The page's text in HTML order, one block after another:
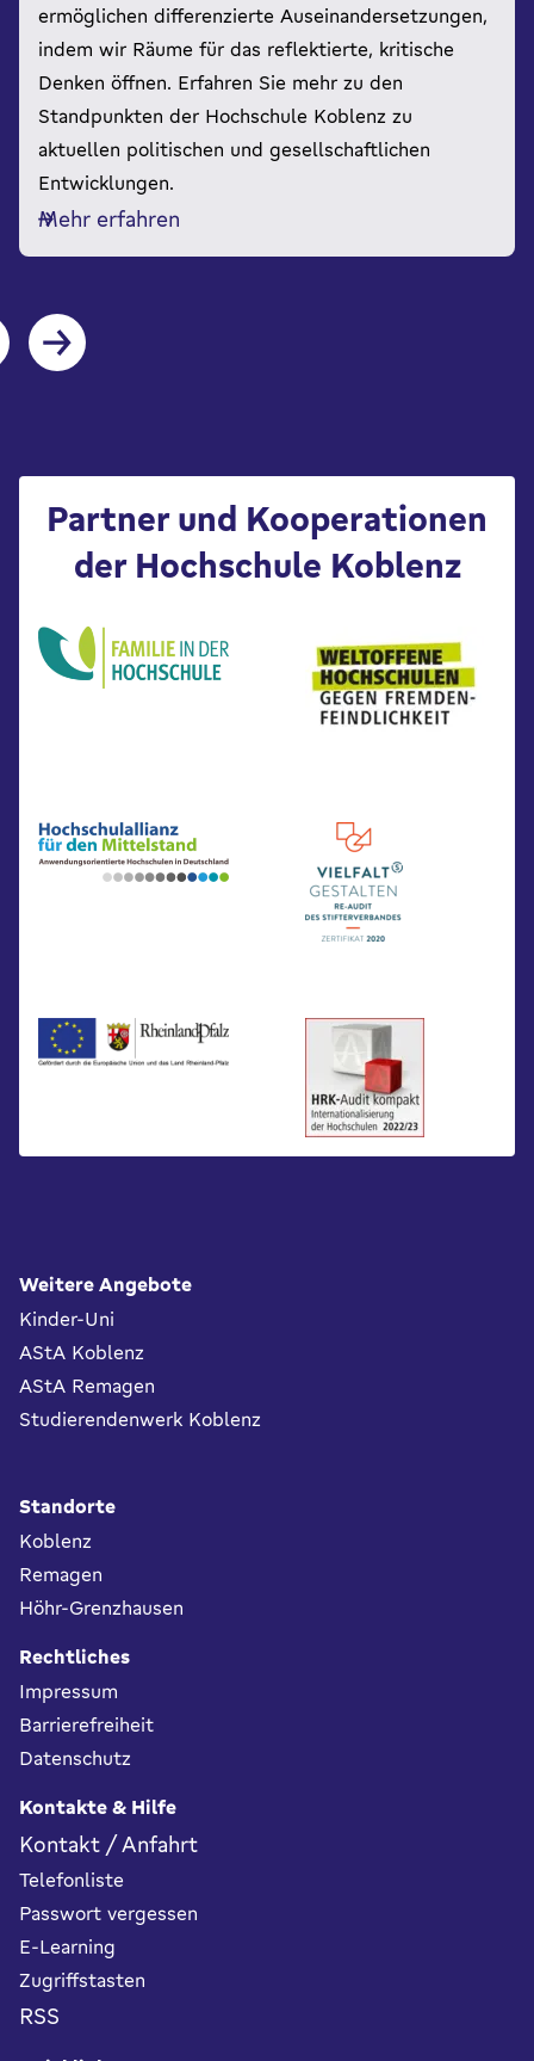
ermöglichen differenzierte Auseinandersetzungen,
indem wir Räume für das reflektierte, kritische
Denken öffnen. Erfahren Sie mehr zu den
Standpunkten der Hochschule Koblenz zu
aktuellen politischen und gesellschaftlichen
Entwicklungen.
Mehr erfahren
Partner und Kooperationen
der Hochschule Koblenz
Fußbereich
Weitere Angebote
Kinder-Uni
AStA Koblenz
AStA Remagen
Studierendenwerk Koblenz
Standorte
Koblenz
Remagen
Höhr-Grenzhausen
Rechtliches
Impressum
Barrierefreiheit
Datenschutz
Kontakte & Hilfe
Kontakt / Anfahrt
Telefonliste
Passwort vergessen
E-Learning
Zugriffstasten
RSS